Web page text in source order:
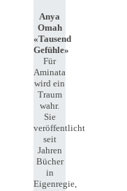
Anya
Omah
«Tausend
Gefühle»
Für
Aminata
wird ein
Traum
wahr.
Sie
veröffentlicht
seit
Jahren
Bücher
in
Eigenregie,